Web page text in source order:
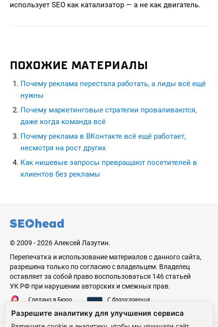
использует SEO как катализатор — а не как двигатель.
ПОХОЖИЕ МАТЕРИАЛЫ
Почему реклама перестала работать, а лиды всё ещё
нужны
Почему маркетинговые стратегии проваливаются,
даже когда команда всё
Почему реклама в ВКонтакте всё ещё работает,
несмотря на рост других
Как нишевые запросы превращают посетителей в
клиентов без рекламы
© 2009 - 2026 Алексей Лазутин.
Перепечатка и использование материалов с данного сайта,
разрешена только по согласию с владельцем. Владелец
оставляет за собой право воспользоваться 146 статьей
УК РФ при нарушении авторских и смежных прав.
Сделано в Бюро
С благословения
Разрешите аналитику для улучшения сервиса